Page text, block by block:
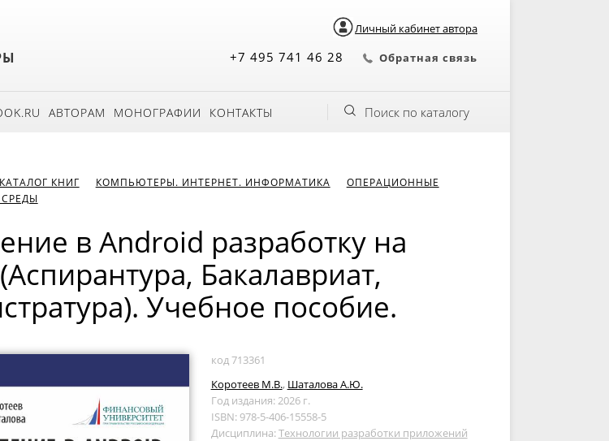
Личный кабинет автора
+7 495 741 46 28 Обратная связь
АВТОРАМ МОНОГРАФИИ КОНТАКТЫ Поиск по каталогу
КАТАЛОГ КНИГ КОМПЬЮТЕРЫ. ИНТЕРНЕТ. ИНФОРМАТИКА
ОПЕРАЦИОННЫЕ
в Android разработку на
(Аспирантура, Бакалавриат,
Учебное пособие.
код 713361
Коротеев М.В., Шаталова А.Ю.
Год издания: 2026 г.
ISBN: 978-5-406-15558-5
Дисциплина:Технологии разработки приложений